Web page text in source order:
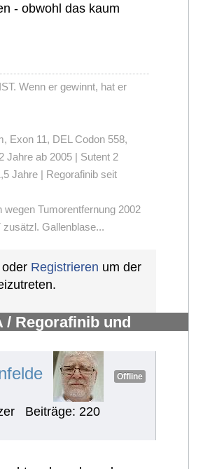
- obwohl das kaum
Wenn er gewinnt, hat er
Exon 11, DEL Codon 558,
Jahre ab 2005 | Sutent 2
Jahre | Regorafinib seit
wegen Tumorentfernung 2002
zusätzl. Gallenblase...
oder Registrieren um der
/ Regorafinib und
Offline
Beiträge: 220